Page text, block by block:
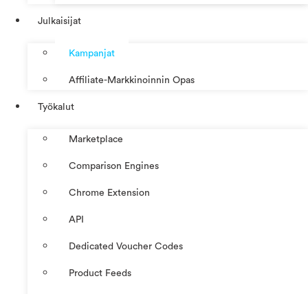
Julkaisijat
Kampanjat
Affiliate-Markkinoinnin Opas
Työkalut
Marketplace
Comparison Engines
Chrome Extension
API
Dedicated Voucher Codes
Product Feeds